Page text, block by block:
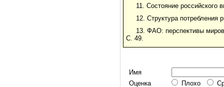
11. Состояние
12. Структура
13. ФАО: перспективы
С. 49.
Имя
Оценка
Плохо